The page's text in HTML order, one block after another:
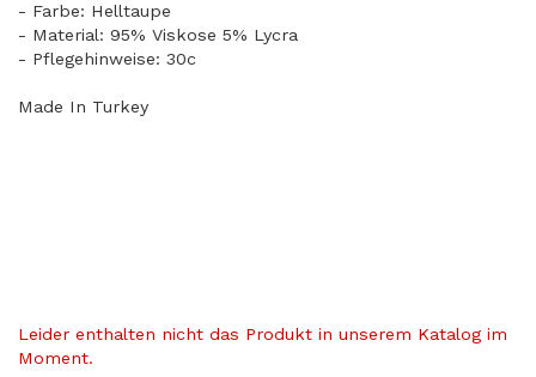
- Farbe: Helltaupe
​- Material: 95% Viskose 5% Lycra
- Pflegehinweise: 30c
Made In Turkey
Leider enthalten nicht das Produkt in unserem Katalog im
Moment.